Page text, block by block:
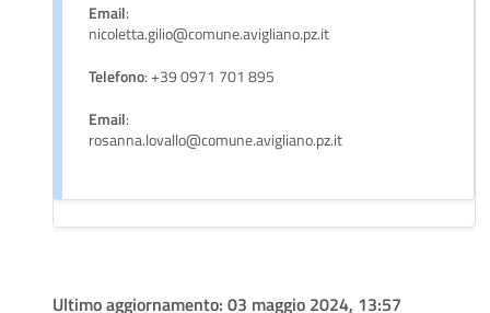
Email:
nicoletta.gilio@comune.avigliano.pz.it
Telefono: +39 0971 701 895
Email:
rosanna.lovallo@comune.avigliano.pz.it
Ultimo aggiornamento: 03 maggio 2024, 13:57